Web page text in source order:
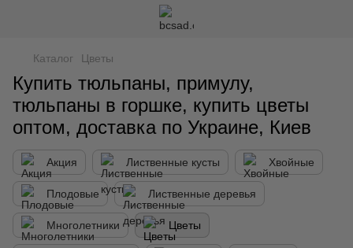
Каталог Цветы
Купить тюльпаны, примулу,
тюльпаны в горшке, купить цветы
оптом, доставка по Украине, Киев
Акция Лиственные кусты Хвойные
Плодовые Лиственные деревья
Многолетники Цветы